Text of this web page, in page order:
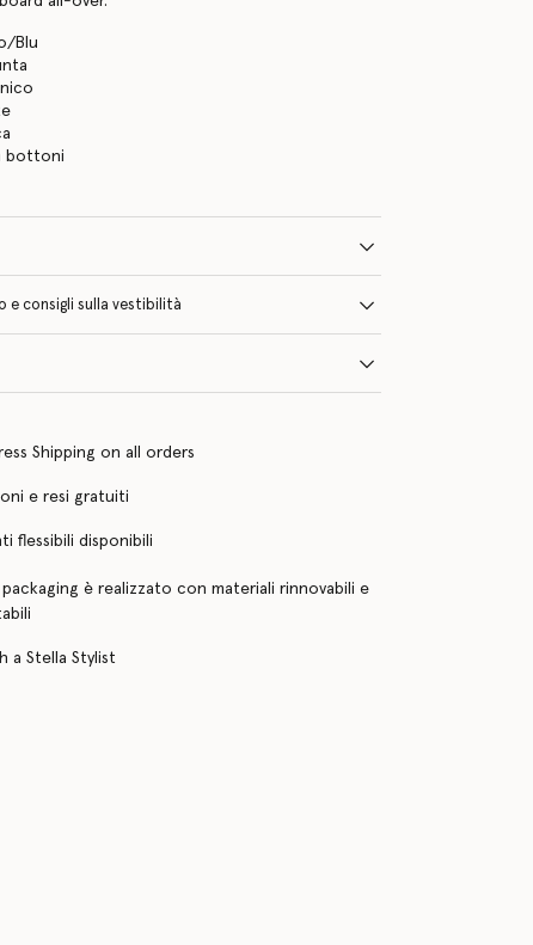
Blu
bottoni
e consigli sulla vestibilità
Shipping on all orders
e resi gratuiti
flessibili disponibili
packaging è realizzato con materiali rinnovabili e
a Stella Stylist